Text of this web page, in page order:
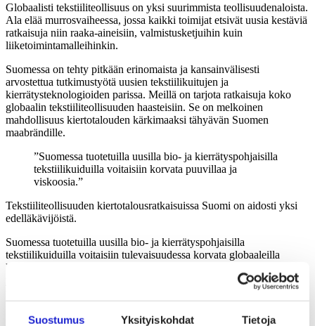
Suostumus Yksityiskohdat Tietoja
Globaalisti tekstiiliteollisuus on yksi suurimmista teollisuudenaloista.
Ala elää murrosvaiheessa, jossa kaikki toimijat etsivät uusia kestäviä
ratkaisuja niin raaka-aineisiin, valmistusketjuihin kuin
liiketoimintamalleihinkin.
Suomessa on tehty pitkään erinomaista ja kansainvälisesti
arvostettua tutkimustyötä uusien tekstiilikuitujen ja
kierrätysteknologioiden parissa. Meillä on tarjota ratkaisuja koko
globaalin tekstiiliteollisuuden haasteisiin. Se on melkoinen
mahdollisuus kiertotalouden kärkimaaksi tähyävän Suomen
maabrändille.
”Suomessa tuotetuilla uusilla bio- ja kierrätyspohjaisilla
tekstiilikuiduilla voitaisiin korvata puuvillaa ja
viskoosia.”
Tekstiiliteollisuuden kiertotalousratkaisuissa Suomi on aidosti yksi
edelläkävijöistä.
Suomessa tuotetuilla uusilla bio- ja kierrätyspohjaisilla
tekstiilikuiduilla voitaisiin tulevaisuudessa korvata globaaleilla
kuitumarkkinoilla erityisesti puuvillaa ja viskoosia. Niiden
yhteenlaskettu tuotanto on maailmanlaajuisesti noin 32,7 miljoonaa
Myös poistotekstiilien kattavan keräys- ja käsittelyjärjestelmän